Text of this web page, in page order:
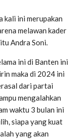
kali ini merupakan
melawan kader
Andra Soni.
ini di Banten ini
maka di 2024 ini
dari partai
mengalahkan
waktu 3 bulan ini
siapa yang kuat
yang akan